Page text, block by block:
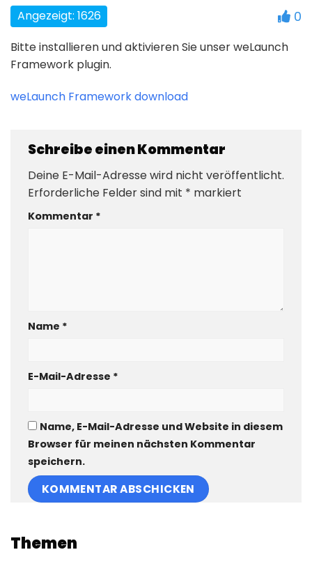
Angezeigt: 1626 0
Bitte installieren und aktivieren Sie unser weLaunch
Framework plugin.
weLaunch Framework download
Schreibe einen Kommentar
Deine E-Mail-Adresse wird nicht veröffentlicht.
Erforderliche Felder sind mit * markiert
Kommentar *
Name *
E-Mail-Adresse *
Name, E-Mail-Adresse und Website in diesem
Browser für meinen nächsten Kommentar
speichern.
Themen